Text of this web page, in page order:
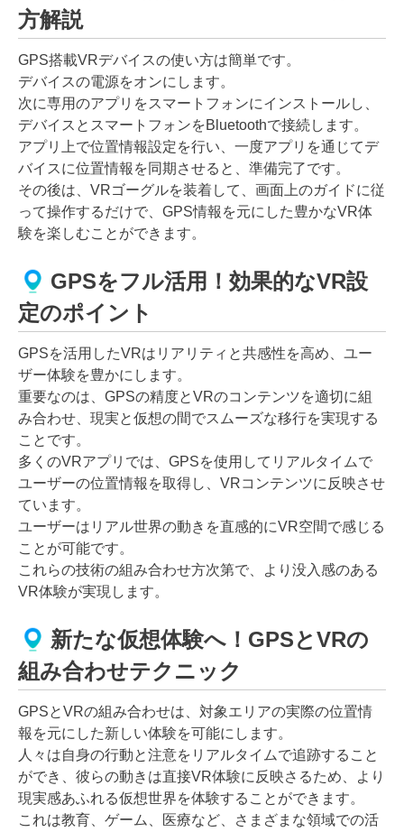
方解説
GPS搭載VRデバイスの使い方は簡単です。
デバイスの電源をオンにします。
次に専用のアプリをスマートフォンにインストールし、
デバイスとスマートフォンをBluetoothで接続します。
アプリ上で位置情報設定を行い、一度アプリを通じてデ
バイスに位置情報を同期させると、準備完了です。
その後は、VRゴーグルを装着して、画面上のガイドに従
って操作するだけで、GPS情報を元にした豊かなVR体
験を楽しむことができます。
GPSをフル活用！効果的なVR設
定のポイント
GPSを活用したVRはリアリティと共感性を高め、ユー
ザー体験を豊かにします。
重要なのは、GPSの精度とVRのコンテンツを適切に組
み合わせ、現実と仮想の間でスムーズな移行を実現する
ことです。
多くのVRアプリでは、GPSを使用してリアルタイムで
ユーザーの位置情報を取得し、VRコンテンツに反映させ
ています。
ユーザーはリアル世界の動きを直感的にVR空間で感じる
ことが可能です。
これらの技術の組み合わせ方次第で、より没入感のある
VR体験が実現します。
新たな仮想体験へ！GPSとVRの
組み合わせテクニック
GPSとVRの組み合わせは、対象エリアの実際の位置情
報を元にした新しい体験を可能にします。
人々は自身の行動と注意をリアルタイムで追跡すること
ができ、彼らの動きは直接VR体験に反映さるため、より
現実感あふれる仮想世界を体験することができます。
これは教育、ゲーム、医療など、さまざまな領域での活